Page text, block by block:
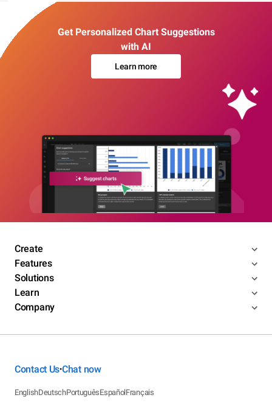
Get Personalized Chart Suggestions
with AI
Learn more
Create
Features
Solutions
Learn
Company
Contact Us•Chat now
EnglishDeutschPortuguêsEspañolFrançais